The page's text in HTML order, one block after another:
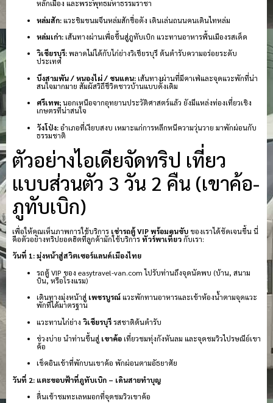
หลักเมือง และพระพุทธมหาธรรมราชา
หล่มสัก:แวะชิมขนมจีนหล่มสักชื่อดัง เดินเล่นถนนคนเดินไทหล่ม
หล่มเก่า:เส้นทางผ่านเพื่อขึ้นสู่ภูทับเบิก แวะทานอาหารพื้นเมืองรสเด็ด
วิเชียรบุรี:พลาดไม่ได้กับไก่ย่างวิเชียรบุรี ต้นตำรับความอร่อยระดับ
ประเทศ
บึงสามพัน / หนองไผ่ / ชนแดน:เส้นทางผ่านที่มีคาเฟ่และจุดแวะพักที่น่า
สนใจมากมาย สัมผัสวิถีชีวิตชาวบ้านแบบดั้งเดิม
ศรีเทพ:นอกเหนือจากอุทยานประวัติศาสตร์แล้ว ยังมีแหล่งท่องเที่ยวเชิง
เกษตรที่น่าสนใจ
วังโป่ง:อำเภอที่เงียบสงบ เหมาะแก่การหลีกหนีความวุ่นวาย มาพักผ่อนกับ
ธรรมชาติ
ตัวอย่างไอเดียจัดทริป เที่ยว
แบบส่วนตัว 3 วัน 2 คืน (เขาค้อ-
ภูทับเบิก)
เพื่อให้คุณเห็นภาพการใช้บริการ เช่ารถตู้ VIP พร้อมคนขับ ของเราได้ชัดเจนขึ้น นี่
คือตัวอย่างทริปยอดฮิตที่ลูกค้ามักใช้บริการทัวร์พาเที่ยวกับเรา:
วันที่ 1: มุ่งหน้าสู่สวิตเซอร์แลนด์เมืองไทย
รถตู้ VIP ของ easytravel-van.com ไปรับท่านถึงจุดนัดพบ (บ้าน, สนาม
บิน, หรือโรงแรม)
เดินทางมุ่งหน้าสู่ เพชรบูรณ์แวะพักทานอาหารและเข้าห้องน้ำตามจุดแวะ
พักที่ได้มาตรฐาน
แวะทานไก่ย่าง วิเชียรบุรีรสชาติต้นตำรับ
ช่วงบ่าย นำท่านขึ้นสู่ เขาค้อเที่ยวชมทุ่งกังหันลม และจุดชมวิวไปรษณีย์เขา
ค้อ
เช็คอินเข้าที่พักบนเขาค้อ พักผ่อนตามอัธยาศัย
วันที่ 2: แตะขอบฟ้าที่ภูทับเบิก – เดินสายทำบุญ
ตื่นเช้าชมทะเลหมอกที่จุดชมวิวเขาค้อ